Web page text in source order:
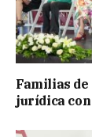
Familias
jurídica